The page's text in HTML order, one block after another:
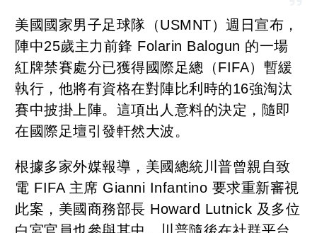
美國國家男子足球隊（USMNT）週日宣布，
陣中25歲主力前鋒 Folarin Balogun 的一場
紅牌禁賽處分已獲得國際足總（FIFA）暫緩
執行，他將有資格在對陣比利時的16強淘汰
賽中披掛上陣。這項出人意料的決定，隨即
在國際足壇引發軒然大波。
根據多家外媒報導，美國總統川普曾親自致
電 FIFA 主席 Gianni Infantino 要求重新審視
此案，美國商務部長 Howard Lutnick 及多位